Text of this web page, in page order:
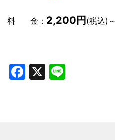
料 金： 2,200円 (税込)～
Facebook
X